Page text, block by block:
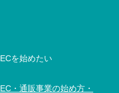
ECを始めたい
EC・通販事業の始め方・